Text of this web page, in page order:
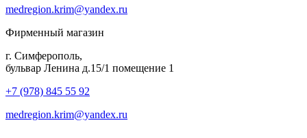
medregion.krim@yandex.ru
Фирменный магазин
г. Симферополь,
бульвар Ленина д.15/1 помещение 1
+7 (978) 845 55 92
medregion.krim@yandex.ru